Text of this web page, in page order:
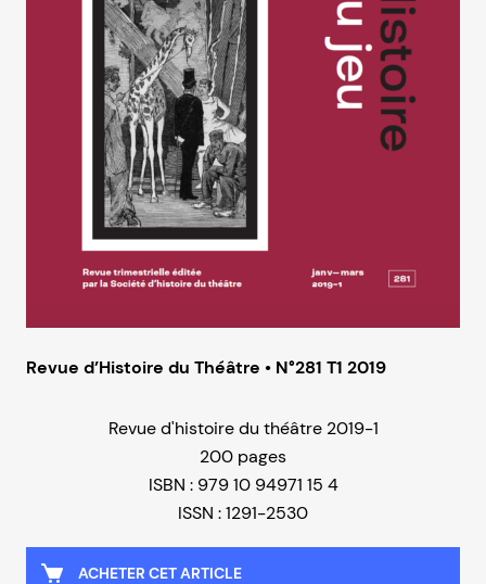
Revue d’Histoire du Théâtre • N°281 T1 2019
Revue d'histoire du théâtre 2019-1
200 pages
ISBN : 979 10 94971 15 4
ISSN : 1291-2530
ACHETER CET ARTICLE